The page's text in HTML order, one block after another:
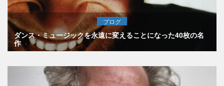
ブログ
ダンス・ミュージックを永遠に変えることになった40枚の名
作